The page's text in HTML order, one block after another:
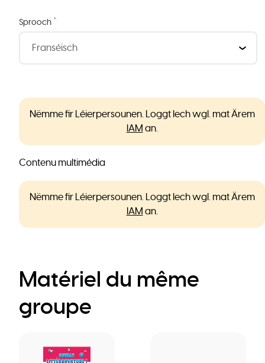
Sprooch *
Nëmme fir Léierpersounen. Loggt Iech wgl. mat Ärem
IAM an.
Contenu multimédia
Nëmme fir Léierpersounen. Loggt Iech wgl. mat Ärem
IAM an.
Matériel du même
groupe